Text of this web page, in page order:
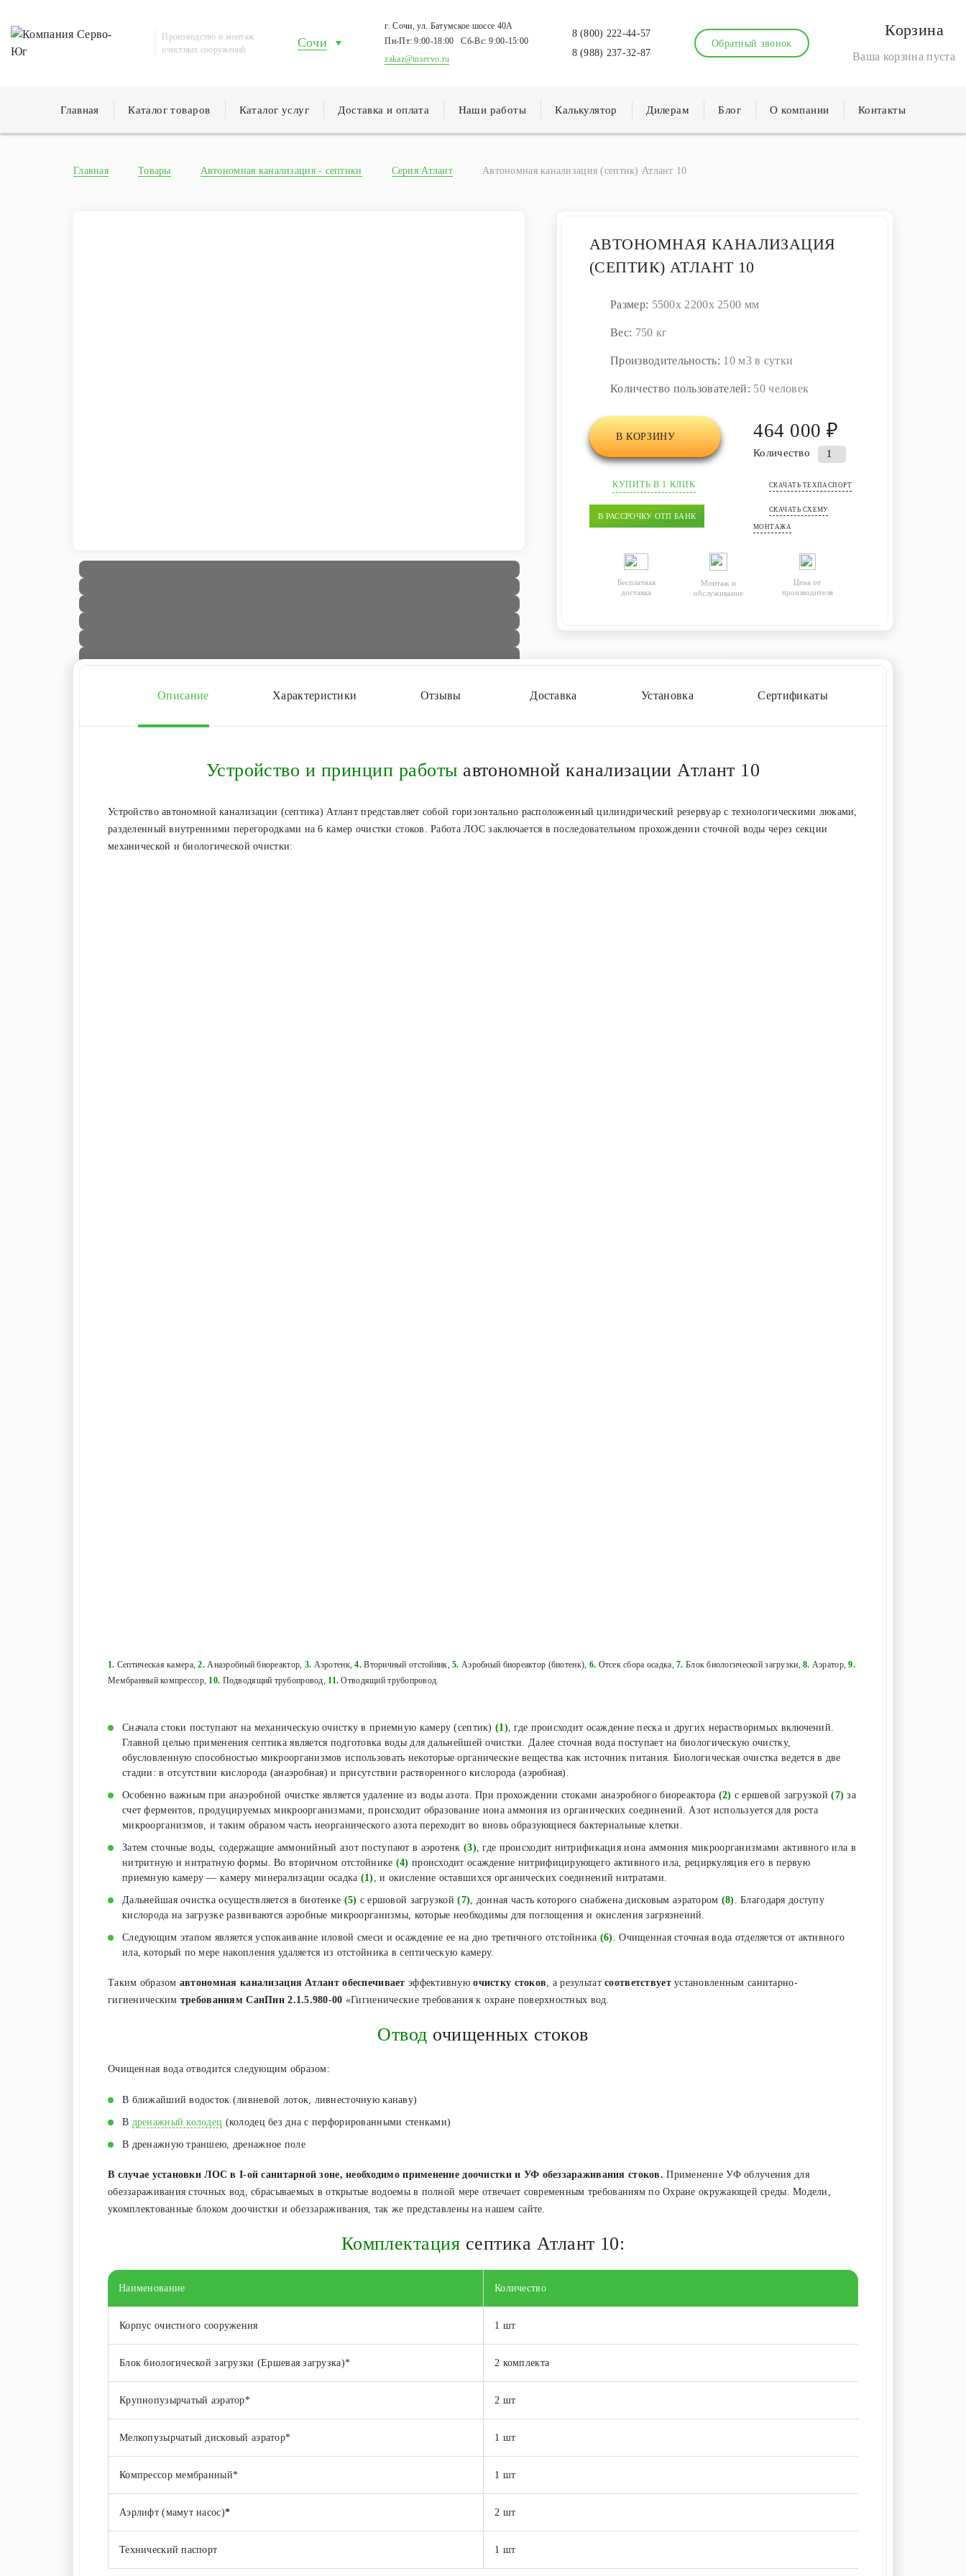
Производство и монтаж
очистных сооружений
Сочи
г. Сочи, ул. Батумское шоссе 40А
Пн-Пт: 9:00-18:00 Сб-Вс: 9:00-15:00
zakaz@inservo.ru
8 (800) 222-44-57
8 (988) 237-32-87
Обратный звонок
Корзина
Ваша корзина пуста
Главная Каталог товаров Каталог услуг Доставка и оплата Наши работы Калькулятор Дилерам Блог О компании Контакты
Главная Товары Автономная канализация - септики Серия Атлант Автономная канализация (септик) Атлант 10
АВТОНОМНАЯ КАНАЛИЗАЦИЯ
(СЕПТИК) АТЛАНТ 10
Размер: 5500x 2200x 2500 мм
Вес: 750 кг
Производительность: 10 м3 в сутки
Количество пользователей: 50 человек
В КОРЗИНУ
КУПИТЬ В 1 КЛИК
В РАССРОЧКУ ОТП БАНК
464 000 ₽
Количество Количество
Автономная
канализация
10
СКАЧАТЬ ТЕХПАСПОРТ
СКАЧАТЬ СХЕМУ
МОНТАЖА
Бесплатная
доставка
Монтаж и
обслуживание
Цена от
производителя
Описание Характеристики Отзывы Доставка Установка Сертификаты
Устройство и принцип работы автономной канализации Атлант 10
Устройство автономной канализации (септика) Атлант представляет собой горизонтально расположенный цилиндрический резервуар с технологическими люками,
разделенный внутренними перегородками на 6 камер очистки стоков. Работа ЛОС заключается в последовательном прохождении сточной воды через секции
механической и биологической очистки:
1. Септическая камера,2. Анаэробный биореактор, 3. Аэротенк,4.Вторичный отстойник,5. Аэробный биореактор (биотенк), 6. Отсек сбора осадка,7. Блок биологической загрузки,8. Аэратор,9.
Мембранный компрессор, 10. Подводящий трубопровод, 11. Отводящий трубопровод.
Сначала стоки поступают на механическую очистку в приемную камеру (септик) (1), где происходит осаждение песка и других нерастворимых включений.
Главной целью применения септика является подготовка воды для дальнейшей очистки. Далее сточная вода поступает на биологическую очистку,
обусловленную способностью микроорганизмов использовать некоторые органические вещества как источник питания. Биологическая очистка ведется в две
стадии: в отсутствии кислорода (анаэробная) и присутствии растворенного кислорода (аэробная).
Особенно важным при анаэробной очистке является удаление из воды азота. При прохождении стоками анаэробного биореактора (2) с ершевой загрузкой(7) за
счет ферментов, продуцируемых микроорганизмами, происходит образование иона аммония из органических соединений. Азот используется для роста
микроорганизмов, и таким образом часть неорганического азота переходит во вновь образующиеся бактериальные клетки.
Затем сточные воды, содержащие аммонийный азот поступают в аэротенк(3), где происходит нитрификация иона аммония микроорганизмами активного ила в
нитритную и нитратную формы. Во вторичном отстойнике (4) происходит осаждение нитрифицирующего активного ила, рециркуляция его в первую
приемную камеру — камеру минерализации осадка (1) , и окисление оставшихся органических соединений нитратами.
Дальнейшая очистка осуществляется в биотенке (5) с ершовой загрузкой(7), донная часть которого снабжена дисковым аэратором (8) . Благодаря доступу
кислорода на загрузке развиваются аэробные микроорганизмы, которые необходимы для поглощения и окисления загрязнений.
Следующим этапом является успокаивание иловой смеси и осаждение ее на дно третичного отстойника (6) . Очищенная сточная вода отделяется от активного
ила, который по мере накопления удаляется из отстойника в септическую камеру.
Таким образом автономная канализация Атлант обеспечивает эффективнуюочистку стоков, а результатсоответствуетустановленным санитарно-
гигиеническим требованиям СанПин 2.1.5.980-00 «Гигиенические требования к охране поверхностных вод.
Отвод очищенных стоков
Очищенная вода отводится следующим образом:
В ближайший водосток (ливневой лоток, ливнесточную канаву)
В дренажный колодец (колодец без дна с перфорированными стенками)
В дренажную траншею, дренажное поле
В случае установки ЛОС в I-ой санитарной зоне, необходимо применение доочистки и УФ обеззараживания стоков.Применение УФ облучения для
обеззараживания сточных вод, сбрасываемых в открытые водоемы в полной мере отвечает современным требованиям по Охране окружающей среды. Модели,
укомплектованные блоком доочистки и обеззараживания, так же представлены на нашем сайте.
Комплектация септика Атлант 10:
Наименование Количество
Корпус очистного сооружения 1 шт
Блок биологической загрузки (Ершевая загрузка)* 2 комплекта
Крупнопузырчатый аэратор* 2 шт
Мелкопузырчатый дисковый аэратор* 1 шт
Компрессор мембранный* 1 шт
Аэрлифт (мамут насос)* 2 шт
Технический паспорт 1 шт